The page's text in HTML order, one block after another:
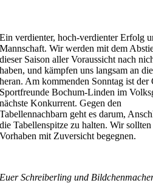
Ein verdienter, hoch-verdienter Erfolg
Mannschaft. Wir werden mit dem
dieser Saison aller Voraussicht nach
haben, und kämpfen uns langsam an
heran. Am kommenden Sonntag ist der
Sportfreunde Bochum-Linden im
nächste Konkurrent. Gegen den
Tabellennachbarn geht es darum,
die Tabellenspitze zu halten. Wir sollten
Vorhaben mit Zuversicht begegnen.
Euer Schreiberling und